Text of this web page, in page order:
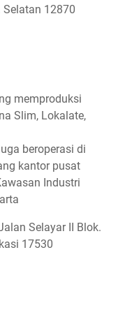
Selatan 12870
memproduksi
Slim, Lokalate,
beroperasi di
kantor pusat
Industri
Selayar II Blok.
17530